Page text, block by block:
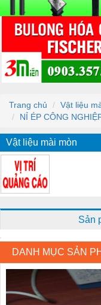
Trang chủ
Vật liệu
NỈ ÉP CÔNG
Vật liệu mài mòn
Sản
DANH MỤC SẢN